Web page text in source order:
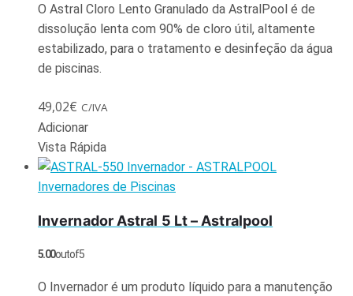
O Astral Cloro Lento Granulado da AstralPool é de
dissolução lenta com 90% de cloro útil, altamente
estabilizado, para o tratamento e desinfeção da água
de piscinas.
49,02€ C/IVA
Adicionar
Vista Rápida
Invernadores de Piscinas
Invernador Astral 5 Lt – Astralpool
5.00out of 5
O Invernador é um produto líquido para a manutenção